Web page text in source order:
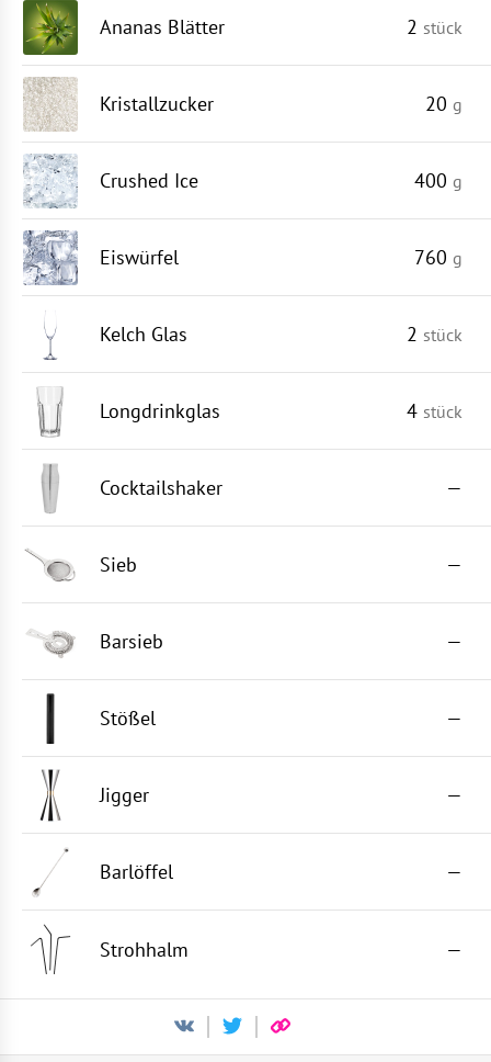
Ananas Blätter 2 stück
Kristallzucker 20 g
Crushed Ice 400 g
Eiswürfel 760 g
Kelch Glas 2 stück
Longdrinkglas 4 stück
Cocktailshaker —
Sieb —
Barsieb —
Stößel —
Jigger —
Barlöffel —
Strohhalm —